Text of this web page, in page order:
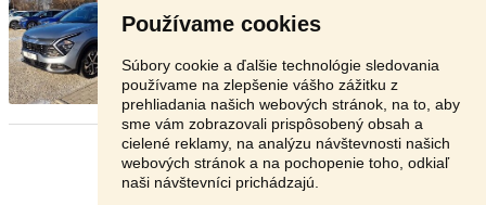
Používame cookies
Súbory cookie a ďalšie technológie sledovania
používame na zlepšenie vášho zážitku z
prehliadania našich webových stránok, na to, aby
sme vám zobrazovali prispôsobený obsah a
cielené reklamy, na analýzu návštevnosti našich
webových stránok a na pochopenie toho, odkiaľ
naši návštevníci prichádzajú.
TECHNICKÉ ÚDAJE: R.V.: 2023, 1598CM3,
Nitra - 949 01
25 650 €
Stránka: 1 2 3 Ďalšia